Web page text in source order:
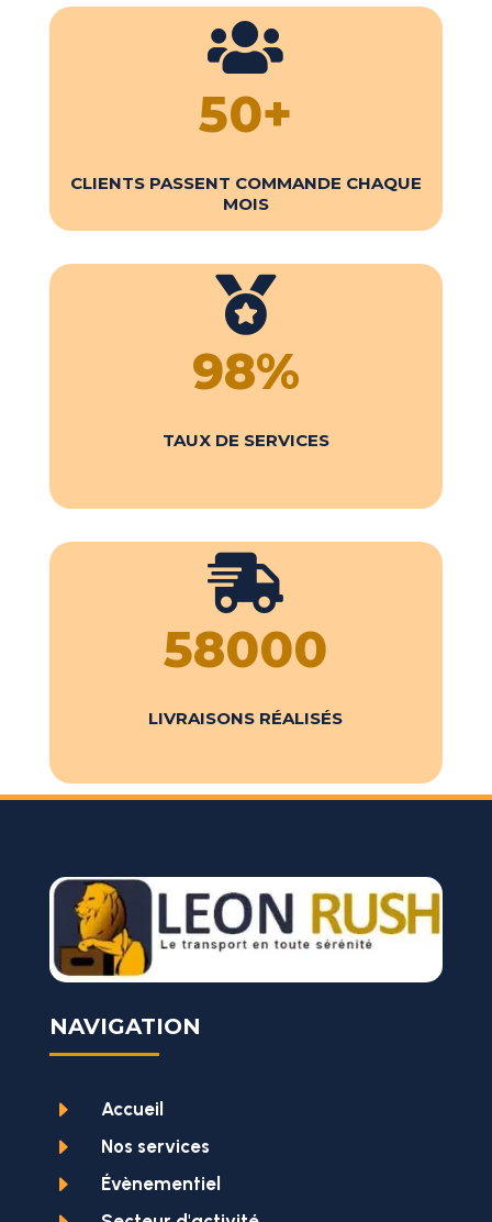

50+
CLIENTS PASSENT COMMANDE CHAQUE
MOIS

98%
TAUX DE SERVICES

58000
LIVRAISONS RÉALISÉS
NAVIGATION
E Accueil
E Nos services
E Évènementiel